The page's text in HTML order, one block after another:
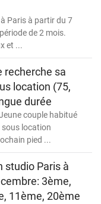
Paris à partir du 7
de 2 mois.
et ...
recherche sa
location (75,
durée
couple habitué
sous location
pied ...
studio Paris à
3ème,
11ème, 20ème